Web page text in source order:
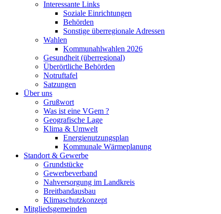
Interessante Links
Soziale Einrichtungen
Behörden
Sonstige überregionale Adressen
Wahlen
Kommunahlwahlen 2026
Gesundheit (überregional)
Überörtliche Behörden
Notruftafel
Satzungen
Über uns
Grußwort
Was ist eine VGem ?
Geografische Lage
Klima & Umwelt
Energienutzungsplan
Kommunale Wärmeplanung
Standort & Gewerbe
Grundstücke
Gewerbeverband
Nahversorgung im Landkreis
Breitbandausbau
Klimaschutzkonzept
Mitgliedsgemeinden